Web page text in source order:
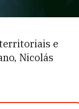
e
Nicolás